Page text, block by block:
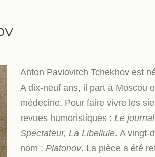
Anton Pavlovitch Tchekhov est
A dix-neuf ans, il part à Moscou
médecine. Pour faire vivre les
revues humoristiques : Le
Spectateur, La Libellule. A vingt-
nom : Platonov. La pièce a été